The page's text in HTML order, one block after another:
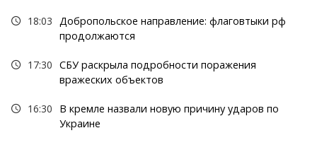
18:03 Добропольское направление: флаговтыки рф
продолжаются
17:30 СБУ раскрыла подробности поражения
вражеских объектов
16:30
В кремле назвали новую причину ударов по
Украине